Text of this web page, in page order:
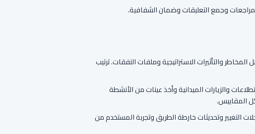
وجمع التعليقات وضمان الشفافية.
والتأثيرات الاستراتيجية وملفات النفقات. ترتيب
والزيارات الميدانية وأخذ عينات من الأنشطة
المقاييس.
التغيير وتحديثات خارطة الطريق وتجربة المستخدم من